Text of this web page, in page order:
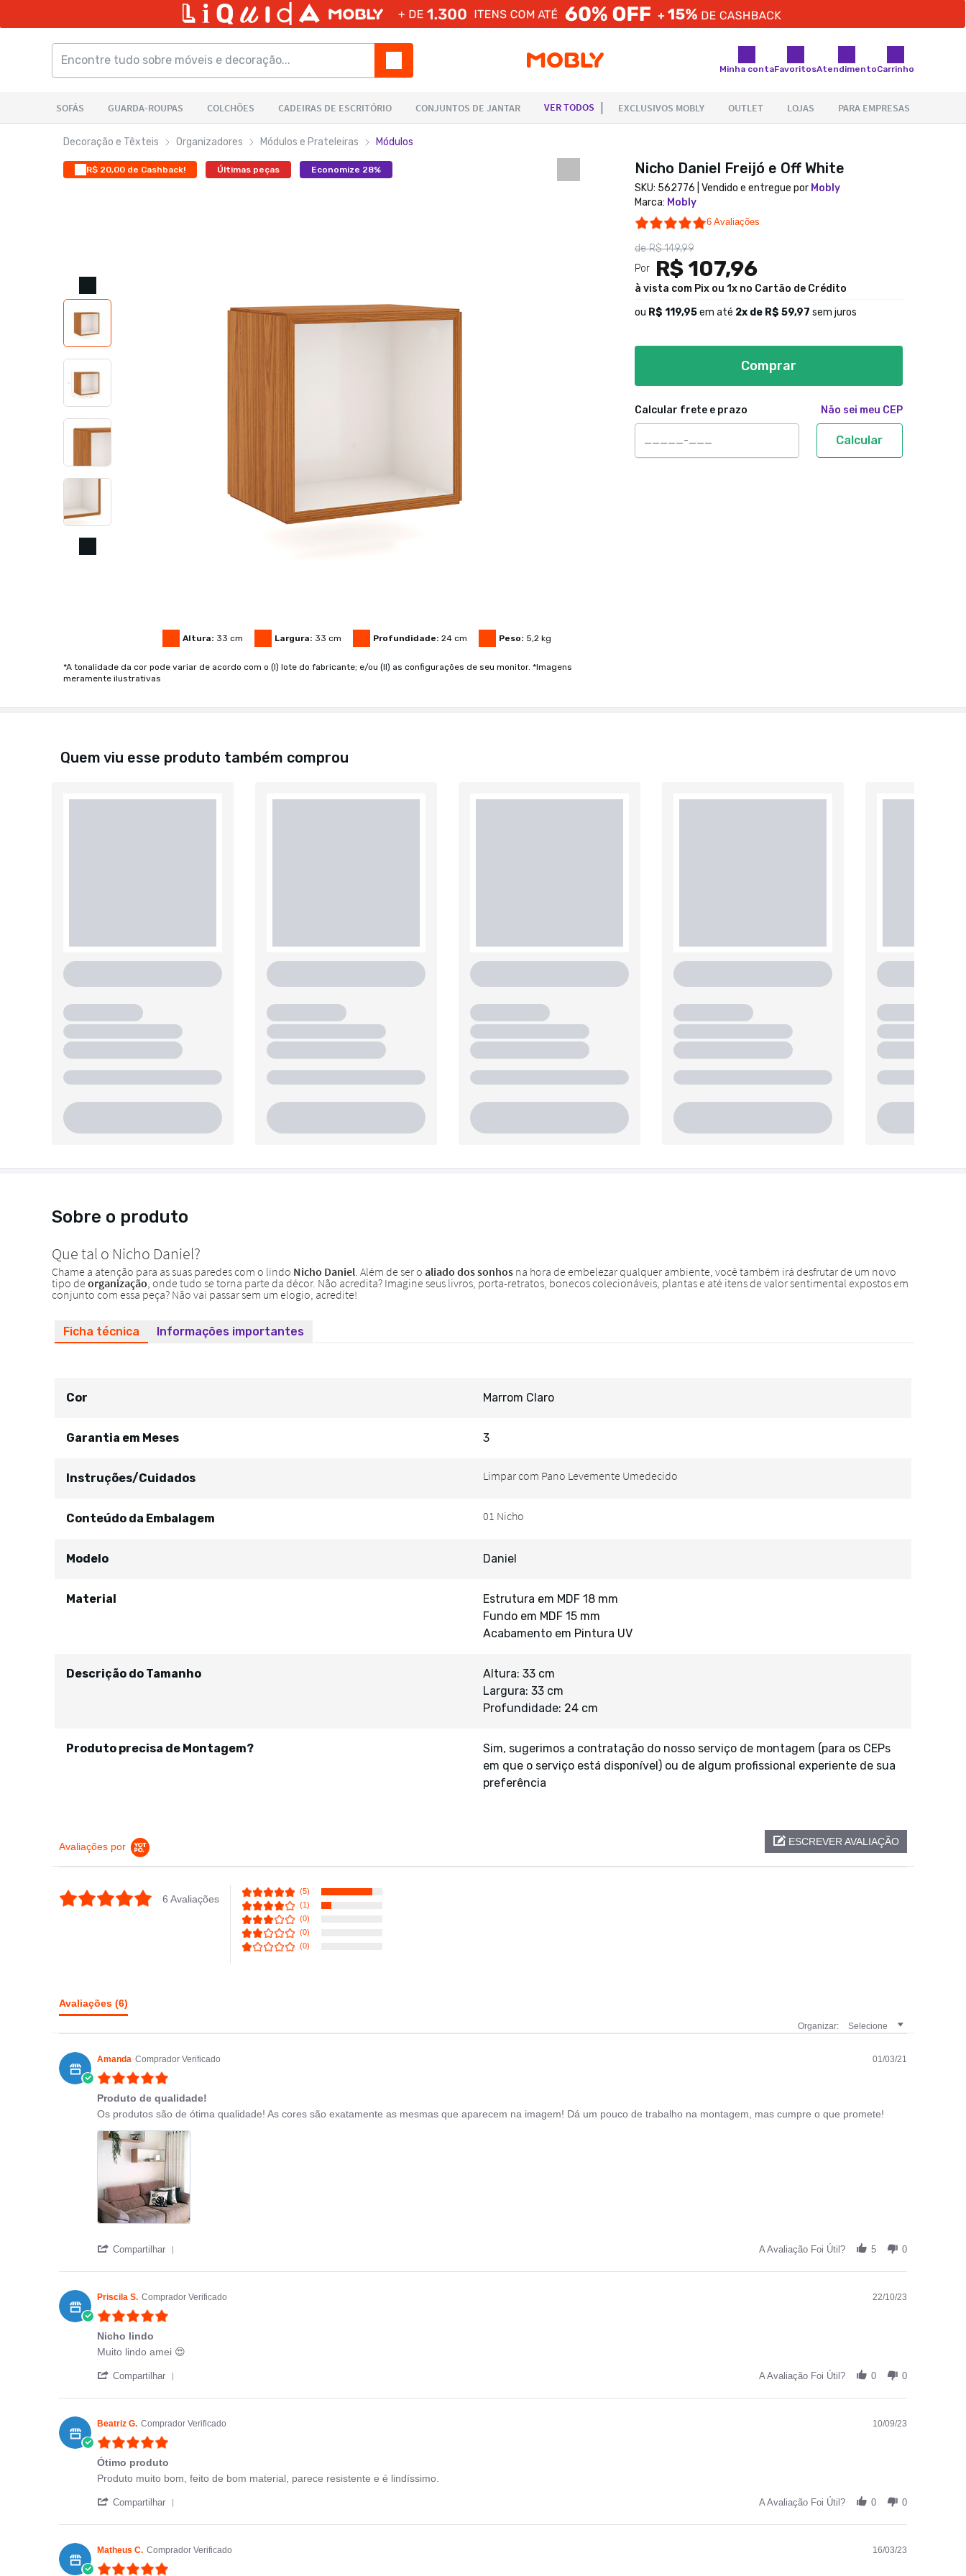
Minha contaFavoritosAtendimentoCarrinho
Decoração e Têxteis Organizadores Módulos e Prateleiras Módulos
R$ 20,00 de Cashback! Últimas peças Economize 28%
Altura: 33 cm Largura: 33 cm Profundidade: 24 cm Peso: 5,2 kg
*A tonalidade da cor pode variar de acordo com o (I) lote do fabricante; e/ou (II) as configurações de seu monitor. *Imagens
meramente ilustrativas
Nicho Daniel Freijó e Off White
SKU: 562776 | Vendido e entregue por Mobly
Marca: Mobly
4.8 star rating
6 Avaliações
deR$ 149,99
Por
R$ 107,96
à vista com Pix ou 1x no Cartão de Crédito
ou R$ 119,95em até 2x de R$ 59,97 sem juros
Comprar
Calcular frete e prazo Não sei meu CEP
Calcular
Quem viu esse produto também comprou
Sobre o produto
Ficha técnica Informações importantes
Cor Marrom Claro
Garantia em Meses 3
Instruções/Cuidados
Conteúdo da Embalagem
Modelo Daniel
Material
Estrutura em MDF 18 mm
Fundo em MDF 15 mm
Acabamento em Pintura UV
Descrição do Tamanho
Altura: 33 cm
Largura: 33 cm
Profundidade: 24 cm
Produto precisa de Montagem?
Sim, sugerimos a contratação do nosso serviço de montagem (para os CEPs
em que o serviço está disponível) ou de algum profissional experiente de sua
preferência
Avaliações por ESCREVER AVALIAÇÃO
4.8 star rating
6 Avaliações
(5)
(1)
(0)
(0)
(0)
Avaliações (6)
Organizar: Selecione
Amanda Comprador Verificado 01/03/21
Produto de qualidade!
Review by Amanda on 1 Mar 2021
review stating Produto de qualidade!
Os produtos são de ótima qualidade! As cores são exatamente as mesmas que aparecem na imagem! Dá um pouco de trabalho na montagem, mas cumpre o que promete!
Compartilhar A Avaliação Foi Útil? 5 0
Priscila S. Comprador Verificado 22/10/23
Nicho lindo
Review by Priscila S. on 22 Oct 2023
review stating Nicho lindo
Muito lindo amei 😍
Compartilhar A Avaliação Foi Útil? 0 0
Beatriz G. Comprador Verificado 10/09/23
Ótimo produto
Review by Beatriz G. on 10 Sep 2023
review stating Ótimo produto
Produto muito bom, feito de bom material, parece resistente e é lindíssimo.
Compartilhar A Avaliação Foi Útil? 0 0
Matheus C. Comprador Verificado 16/03/23